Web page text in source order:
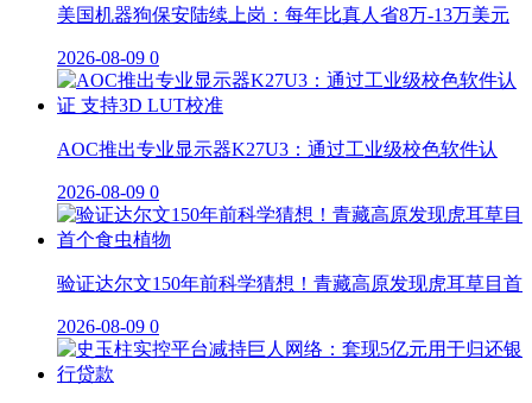
美国机器狗保安陆续上岗：每年比真人省8万-13万美元
2026-08-09 0
AOC推出专业显示器K27U3：通过工业级校色软件认
2026-08-09 0
验证达尔文150年前科学猜想！青藏高原发现虎耳草目首
2026-08-09 0